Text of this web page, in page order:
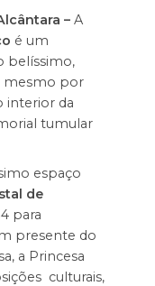
– A
é um
belíssimo,
mesmo por
interior da
tumular
espaço
de
para
presente do
a Princesa
culturais,